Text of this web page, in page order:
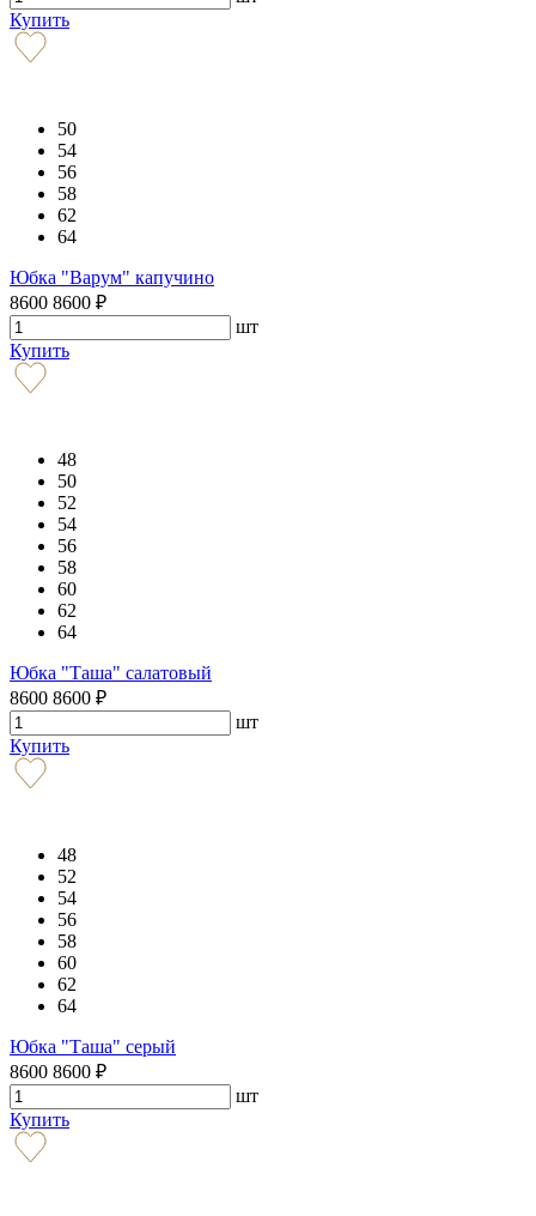
Купить
50
54
56
58
62
64
Юбка "Варум" капучино
8600 8600 ₽
шт
Купить
48
50
52
54
56
58
60
62
64
Юбка "Таша" салатовый
8600 8600 ₽
шт
Купить
48
52
54
56
58
60
62
64
Юбка "Таша" серый
8600 8600 ₽
шт
Купить